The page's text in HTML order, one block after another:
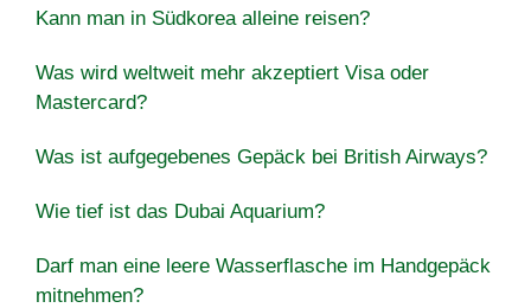
Kann man in Südkorea alleine reisen?
Was wird weltweit mehr akzeptiert Visa oder
Mastercard?
Was ist aufgegebenes Gepäck bei British Airways?
Wie tief ist das Dubai Aquarium?
Darf man eine leere Wasserflasche im Handgepäck
mitnehmen?